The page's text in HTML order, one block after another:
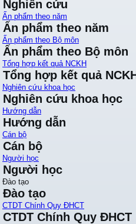
Nghiên cứu
Ấn phẩm theo năm
Ấn phẩm theo năm
Ấn phẩm theo Bộ môn
Ấn phẩm theo Bộ môn
Tổng hợp kết quả NCKH
Tổng hợp kết quả
Nghiên cứu khoa học
Nghiên cứu khoa học
Hướng dẫn
Hướng dẫn
Cán bộ
Cán bộ
Người học
Người học
Đào tạo
Đào tạo
CTDT Chính Quy ĐHCT
CTDT Chính Quy ĐHCT